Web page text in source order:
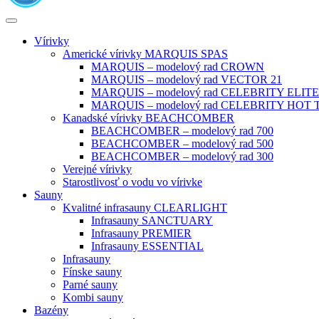
Vírivky
Americké vírivky MARQUIS SPAS
MARQUIS – modelový rad CROWN
MARQUIS – modelový rad VECTOR 21
MARQUIS – modelový rad CELEBRITY ELITE
MARQUIS – modelový rad CELEBRITY HOT
Kanadské vírivky BEACHCOMBER
BEACHCOMBER – modelový rad 700
BEACHCOMBER – modelový rad 500
BEACHCOMBER – modelový rad 300
Verejné vírivky
Starostlivosť o vodu vo vírivke
Sauny
Kvalitné infrasauny CLEARLIGHT
Infrasauny SANCTUARY
Infrasauny PREMIER
Infrasauny ESSENTIAL
Infrasauny
Fínske sauny
Parné sauny
Kombi sauny
Bazény